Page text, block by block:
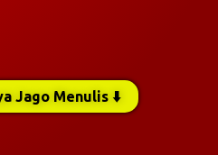
Jago Menulis ⬇️